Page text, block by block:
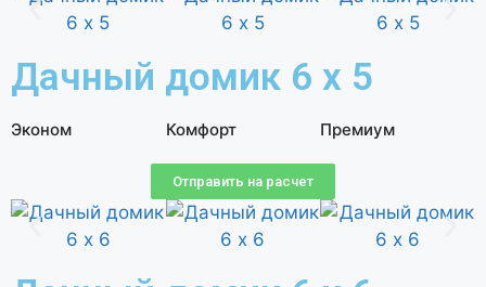
Дачный домик 6 х 5
Эконом Комфорт Премиум
Отправить на расчет